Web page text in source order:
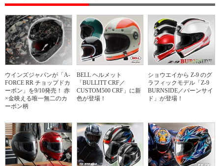
ウインズジャパンが「A-
FORCE RR チョップドカ
ーボン」を9/10発売！ 赤
×金映える唯一無二のカ
ーボン柄
BELL ヘルメット
「BULLITT CRF／
CUSTOM500 CRF」に新
色が登場！
ショウエイから Z-9 のグ
ラフィックモデル「Z-9
BURNSIDE／バーンサイ
ド」が登場！